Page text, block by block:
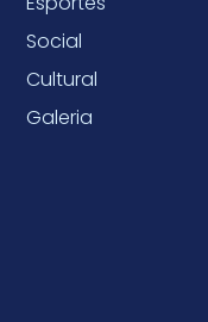
Social
Cultural
Galeria